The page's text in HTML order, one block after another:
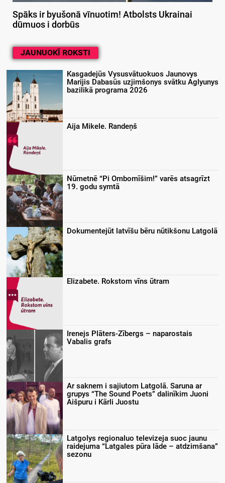
Spāks ir byušonā vīnuotim! Atbolsts Ukrainai
dūmuos i dorbūs
JAUNUOKĪ ROKSTI
Kasgadejūs Vysusvātuokuos Jaunovys
Marijis Dabasūs uzjimšonys svātku Aglyunys
bazilikā programa 2026
Aija Mikele. Randeņš
Nūmetnē “Pi Ombomīšim!” varēs atsagrīzt
19. godu symtā
Dokumentejūt latvīšu bēru nūtikšonu Latgolā
Elizabete. Rokstom vīns ūtram
Irenejs Plāters-Zībergs – naparostais
Vabalis grafs
Ar saknem i sajiutom Latgolā. Saruna ar
grupys “The Sound Poets” dalinīkim Juoni
Aišpuru i Kārli Juostu
Latgolys regionaluo televizeja suoc jaunu
raidejuma “Latgales pūra lāde – atdzimšana”
sezonu